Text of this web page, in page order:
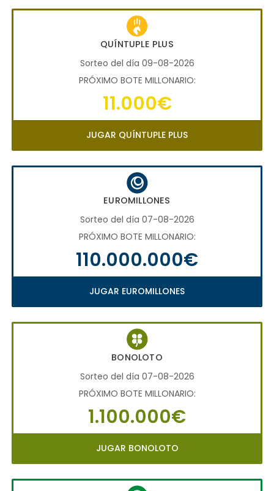
QUÍNTUPLE PLUS
Sorteo del día 09-08-2026
PRÓXIMO BOTE MILLONARIO:
11.000€
JUGAR QUÍNTUPLE PLUS
EUROMILLONES
Sorteo del día 07-08-2026
PRÓXIMO BOTE MILLONARIO:
110.000.000€
JUGAR EUROMILLONES
BONOLOTO
Sorteo del día 07-08-2026
PRÓXIMO BOTE MILLONARIO:
1.100.000€
JUGAR BONOLOTO